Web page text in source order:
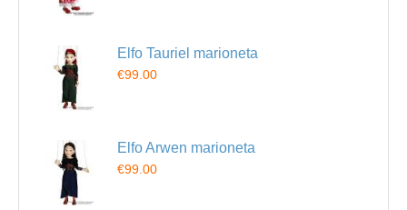
Elfo Tauriel marioneta
€99.00
Elfo Arwen marioneta
€99.00